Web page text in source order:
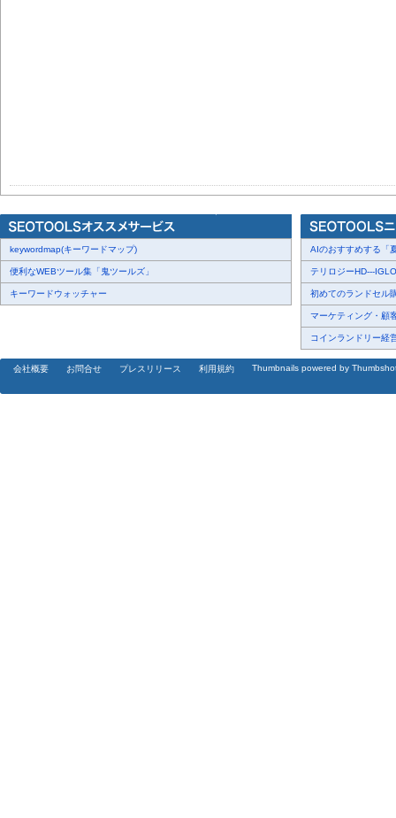
keywordmap(キーワードマップ)
便利なWEBツール集「鬼ツールズ」
キーワードウォッチャー
AIのおすすめする「
テリロジーHD---
初めてのランドセル
マーケティング・顧
コインランドリー経
会社概要 お問合せ プレスリリース 利用規約 Thumbnails powered by